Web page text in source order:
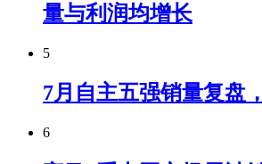
量与利润均增长
5
7月自主五强销量复盘
6